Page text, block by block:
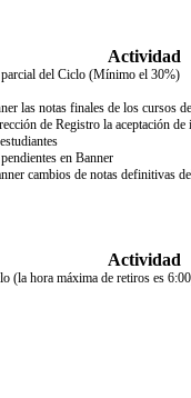
Actividad
del Ciclo (Mínimo el 30%)
las notas finales de los cursos
de Registro la aceptación de
en Banner
cambios de notas definitivas
Actividad
(la hora máxima de retiros es